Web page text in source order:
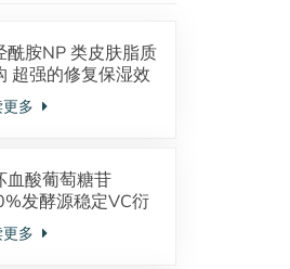
酰胺NP 类皮肤脂质
超强的修复保湿效
抗皮炎效果显著
多
血酸葡萄糖苷
发酵源稳定VC衍
美白抗氧化
多